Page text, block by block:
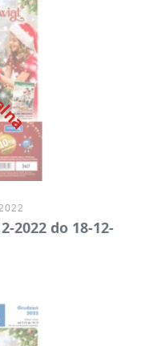
2022 do 18-12-